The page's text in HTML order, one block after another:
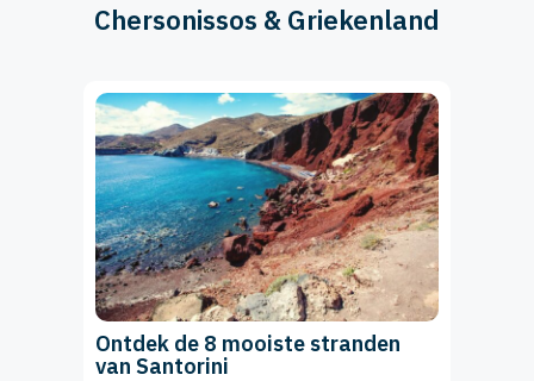
Chersonissos & Griekenland
Ontdek de 8 mooiste stranden
van Santorini